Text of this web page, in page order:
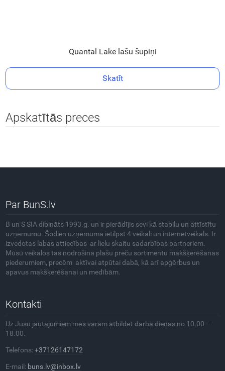
Quantal Lake lašu šūpiņi
Skatīt
Apskatītās preces
Par BunS.lv
B un S SIA dibināts 1993.g. un ir pierādījis sevi kā stabilu un attīstītu
uzņēmumu. Šodien uzņēmumā ietilpst 4 veikali un internetveikals. Ir
izvedotas labas attiecības ar lielu skaitu sadarbības partneriem.
Mūsū veikalos tas nodrošina plašu preču sortimentu makšķerēšanas
piederumiem, precēm aktīvai atpūtai dabā, kā arī apģērbus un
apavus makšķerēšanai un medībām.
Kontakti
Uz Jūsu jautājumiem mēs varam atbildēt darba dienās no 10.00 –
18.00.
Telefons:+37126147172
E-mail: buns.lv@inbox.lv